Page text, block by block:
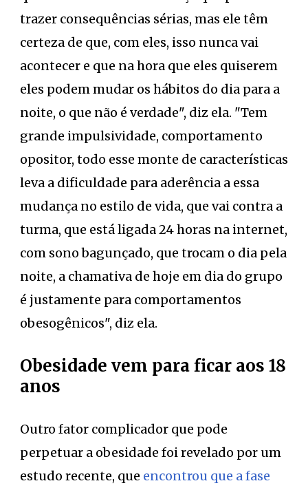
trazer consequências sérias, mas ele têm
certeza de que, com eles, isso nunca vai
acontecer e que na hora que eles quiserem
eles podem mudar os hábitos do dia para a
noite, o que não é verdade", diz ela. "Tem
grande impulsividade, comportamento
opositor, todo esse monte de características
leva a dificuldade para aderência a essa
mudança no estilo de vida, que vai contra a
turma, que está ligada 24 horas na internet,
com sono bagunçado, que trocam o dia pela
noite, a chamativa de hoje em dia do grupo
é justamente para comportamentos
obesogênicos", diz ela.
Obesidade vem para ficar aos 18
anos
Outro fator complicador que pode
perpetuar a obesidade foi revelado por um
estudo recente, que encontrou que a fase